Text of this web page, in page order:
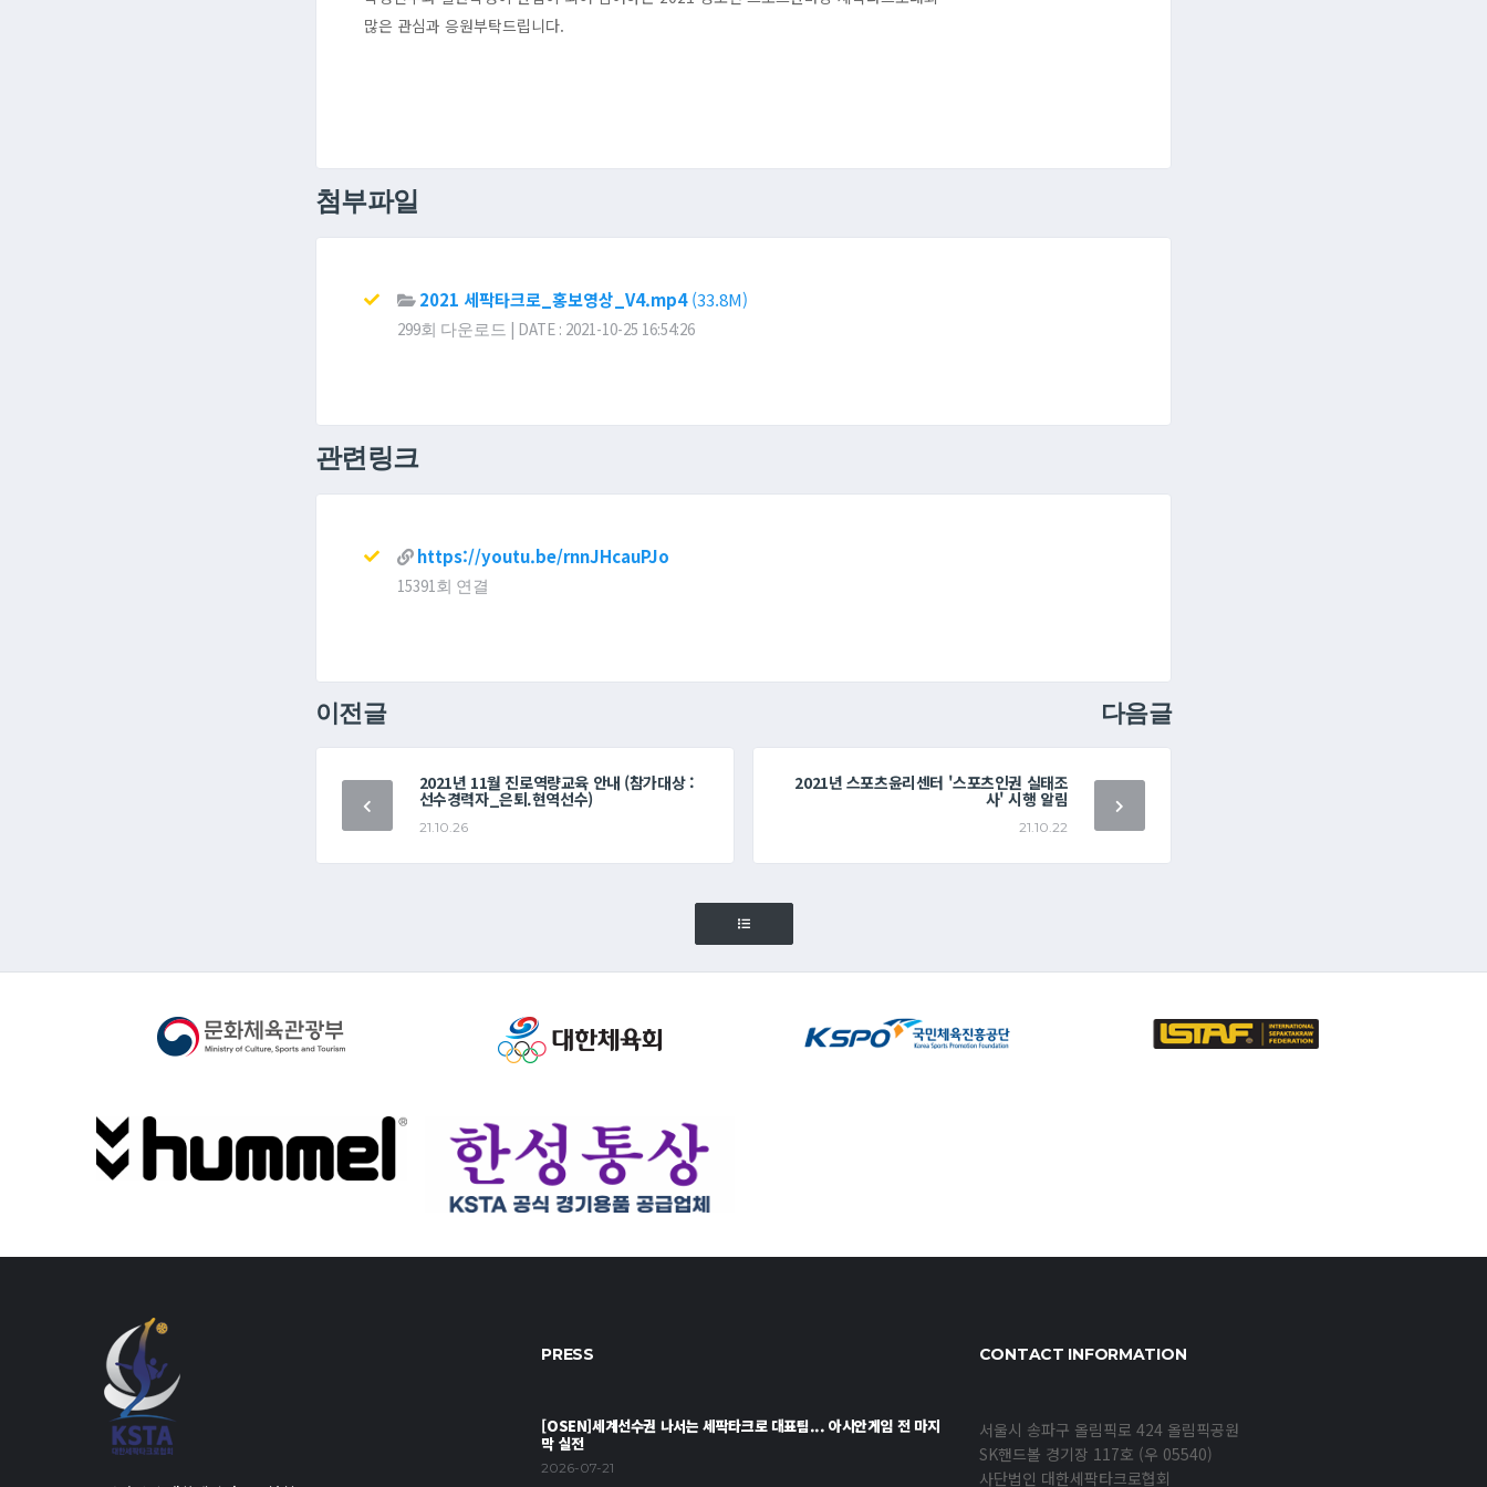
많은 관심과 응원부탁드립니다.
첨부파일
2021 세팍타크로_홍보영상_V4.mp4(33.8M)
299회 다운로드 | DATE : 2021-10-25 16:54:26
관련링크
https://youtu.be/rnnJHcauPJo
15391회 연결
이전글
2021년 11월 진로역량교육 안내 (참가대상 :
선수경력자_은퇴.현역선수)
21.10.26
다음글
2021년 스포츠윤리센터 '스포츠인권 실태조
사' 시행 알림
21.10.22
PRESS
[OSEN]세계선수권 나서는 세팍타크로 대표팀... 아시안게임 전 마지
막 실전
2026-07-21
CONTACT INFORMATION
서울시 송파구 올림픽로 424 올림픽공원
SK핸드볼 경기장 117호 (우 05540)
사단법인 대한세팍타크로협회